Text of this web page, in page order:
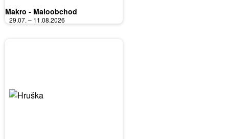
Makro - Maloobchod
29.07. – 11.08.2026